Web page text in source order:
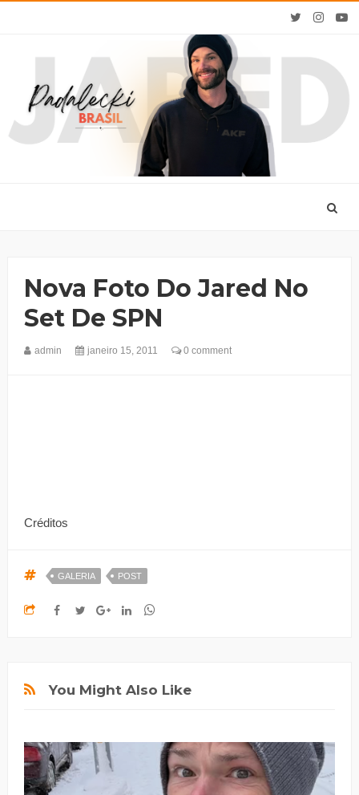
Nova Foto Do Jared No
Set De SPN
admin janeiro 15, 2011 0 comment
Créditos
GALERIA POST
You Might Also Like